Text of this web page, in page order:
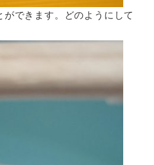
できます。どのようにして